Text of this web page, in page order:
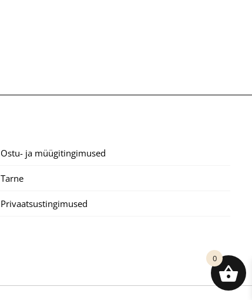
Ostu- ja müügitingimused
Tarne
Privaatsustingimused
0